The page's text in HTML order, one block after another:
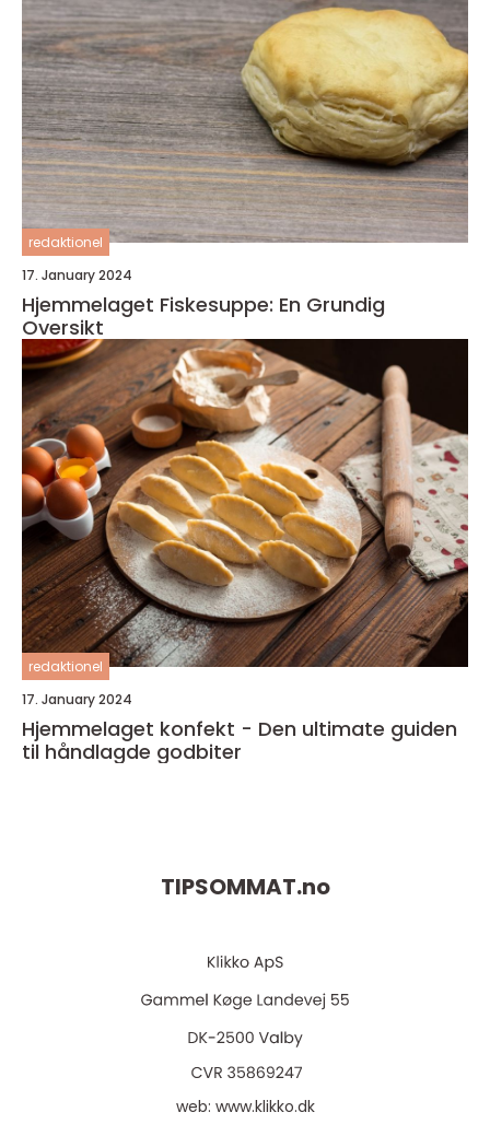
redaktionel
17. January 2024
Hjemmelaget Fiskesuppe: En Grundig
Oversikt
redaktionel
17. January 2024
Hjemmelaget konfekt - Den ultimate guiden
til håndlagde godbiter
TIPSOMMAT.no
web: www.klikko.dk